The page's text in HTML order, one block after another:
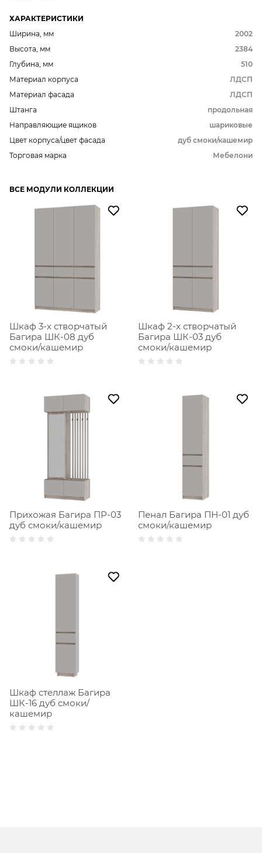
ХАРАКТЕРИСТИКИ
Ширина, мм
2002
Высота, мм
2384
Глубина, мм
510
Материал корпуса
ЛДСП
Материал фасада
ЛДСП
Штанга
продольная
Направляющие ящиков
шариковые
Цвет корпуса/цвет фасада
дуб смоки/кашемир
Торговая марка
Мебелони
ВСЕ МОДУЛИ КОЛЛЕКЦИИ
Шкаф 3-х створчатый
Багира ШК-08 дуб
смоки/кашемир
Шкаф 2-х створчатый
Багира ШК-03 дуб
смоки/кашемир
Прихожая Багира ПР-03
дуб смоки/кашемир
Пенал Багира ПН-01 дуб
смоки/кашемир
Шкаф стеллаж Багира
ШК-16 дуб смоки/
кашемир